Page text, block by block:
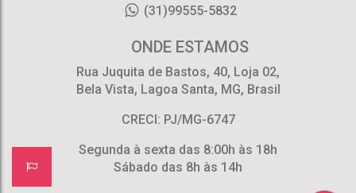
(31)99555-5832
ONDE ESTAMOS
Rua Juquita de Bastos, 40, Loja 02,
Bela Vista, Lagoa Santa, MG, Brasil
CRECI: PJ/MG-6747